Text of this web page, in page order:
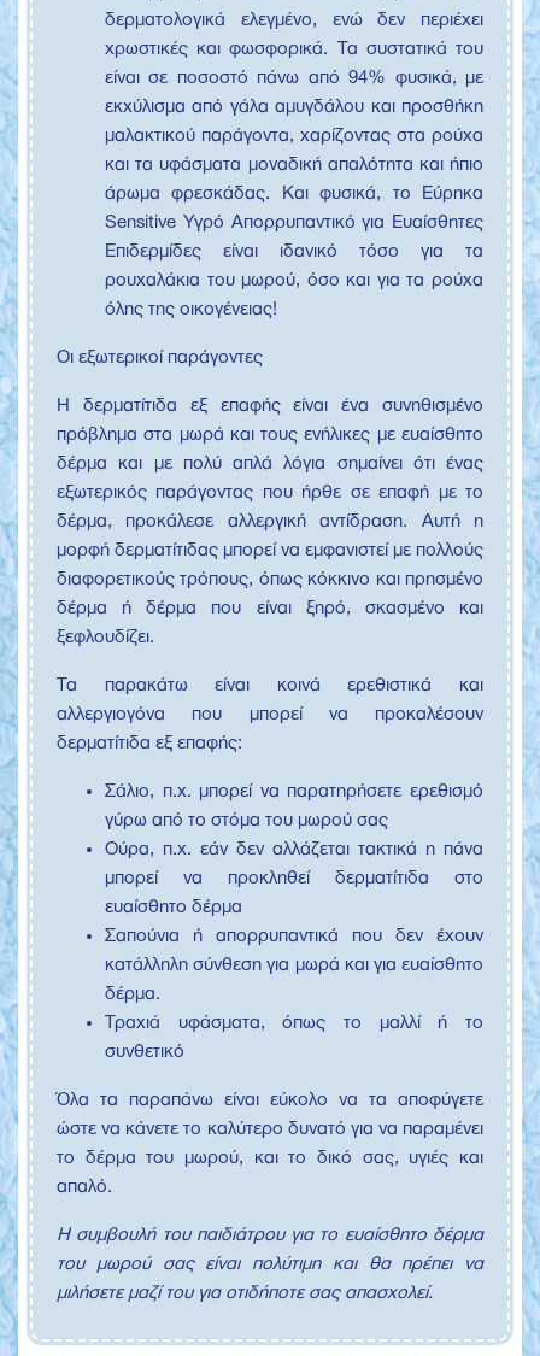
δερματολογικά ελεγμένο, ενώ δεν περιέχει
χρωστικές και φωσφορικά. Τα συστατικά του
είναι σε ποσοστό πάνω από 94% φυσικά, με
εκχύλισμα από γάλα αμυγδάλου και προσθήκη
μαλακτικού παράγοντα, χαρίζοντας στα ρούχα
και τα υφάσματα μοναδική απαλότητα και ήπιο
άρωμα φρεσκάδας. Και φυσικά, το Εύρηκα
Sensitive Υγρό Απορρυπαντικό για Ευαίσθητες
Επιδερμίδες είναι ιδανικό τόσο για τα
ρουχαλάκια του μωρού, όσο και για τα ρούχα
όλης της οικογένειας!
Οι εξωτερικοί παράγοντες
Η δερματίτιδα εξ επαφής είναι ένα συνηθισμένο
πρόβλημα στα μωρά και τους ενήλικες με ευαίσθητο
δέρμα και με πολύ απλά λόγια σημαίνει ότι ένας
εξωτερικός παράγοντας που ήρθε σε επαφή με το
δέρμα, προκάλεσε αλλεργική αντίδραση. Αυτή η
μορφή δερματίτιδας μπορεί να εμφανιστεί με πολλούς
διαφορετικούς τρόπους, όπως κόκκινο και πρησμένο
δέρμα ή δέρμα που είναι ξηρό, σκασμένο και
ξεφλουδίζει.
Τα παρακάτω είναι κοινά ερεθιστικά και
αλλεργιογόνα που μπορεί να προκαλέσουν
δερματίτιδα εξ επαφής:
Σάλιο, π.χ. μπορεί να παρατηρήσετε ερεθισμό
γύρω από το στόμα του μωρού σας
Ούρα, π.χ. εάν δεν αλλάζεται τακτικά η πάνα
μπορεί να προκληθεί δερματίτιδα στο
ευαίσθητο δέρμα
Σαπούνια ή απορρυπαντικά που δεν έχουν
κατάλληλη σύνθεση για μωρά και για ευαίσθητο
δέρμα.
Τραχιά υφάσματα, όπως το μαλλί ή το
συνθετικό
Όλα τα παραπάνω είναι εύκολο να τα αποφύγετε
ώστε να κάνετε το καλύτερο δυνατό για να παραμένει
το δέρμα του μωρού, και το δικό σας, υγιές και
απαλό.
Η συμβουλή του παιδιάτρου για το ευαίσθητο δέρμα
του μωρού σας είναι πολύτιμη και θα πρέπει να
μιλήσετε μαζί του για οτιδήποτε σας απασχολεί.